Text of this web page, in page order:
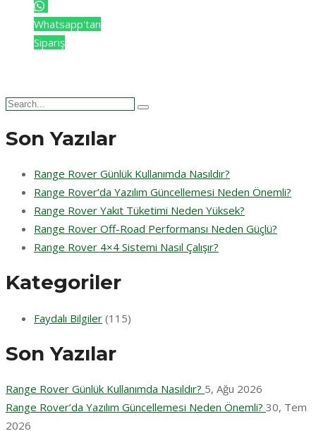
Whatsapp'tan
Sipariş
Search
Son Yazılar
Range Rover Günlük Kullanımda Nasıldır?
Range Rover’da Yazılım Güncellemesi Neden Önemli?
Range Rover Yakıt Tüketimi Neden Yüksek?
Range Rover Off-Road Performansı Neden Güçlü?
Range Rover 4×4 Sistemi Nasıl Çalışır?
Kategoriler
Faydalı Bilgiler (115)
Son Yazılar
Range Rover Günlük Kullanımda Nasıldır? 5, Ağu 2026
Range Rover’da Yazılım Güncellemesi Neden Önemli? 30, Tem
2026